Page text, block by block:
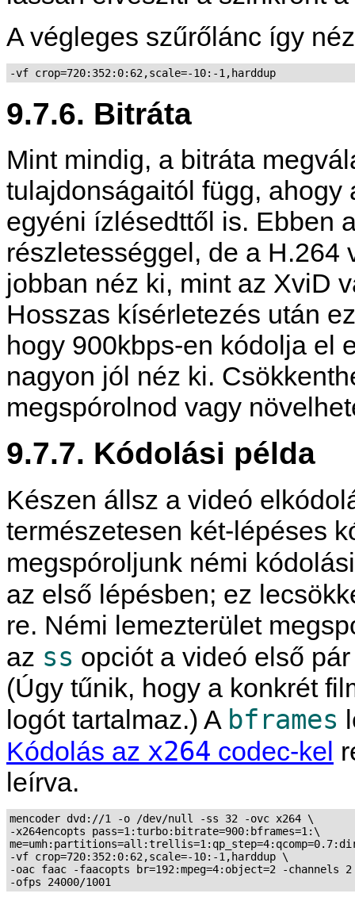
A végleges szűrőlánc így
-vf crop=720:352:0:62,scale=-10:-1,harddup
9.7.6. Bitráta
Mint mindig, a bitráta
tulajdonságaitól függ, ahogy
egyéni ízlésedttől is. Ebben
részletességgel, de a H.264
jobban néz ki, mint az XviD
Hosszas kísérletezés után
hogy 900kbps-en kódolja el
nagyon jól néz ki.
megspórolnod vagy
9.7.7. Kódolási példa
Készen állsz a videó
természetesen két-lépéses
megspóroljunk némi
az első lépésben; ez
re. Némi lemezterület
az ss opciót a videó első
(Úgy tűnik, hogy a konkrét
logót tartalmaz.) A bframes
Kódolás az x264 codec-kel
leírva.
mencoder dvd://1 -o /dev/null -ss 32 -ovc x264 \
-x264encopts pass=1:turbo:bitrate=900:bframes=1:\
-vf crop=720:352:0:62,scale=-10:-1,harddup \
-oac faac -faacopts br=192:mpeg=4:object=2 -channels
-ofps 24000/1001